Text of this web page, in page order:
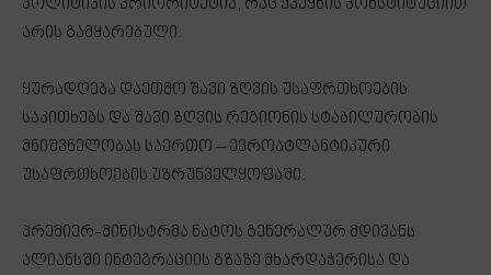
პოლიტიკის პრიორიტეტია, რაც ქვეყნის კონსტიტუციით
არის გამყარებული.
ყურადღება დაეთმო შავი ზღვის უსაფრთხოების
საკითხებს და შავი ზღვის რეგიონის სტაბილურობის
მნიშვნელობას საერთო – ევროატლანტიკური
უსაფრთხოების უზრუნველყოფაში.
პრემიერ-მინისტრმა ნატოს გენერალურ მდივანს
ალიანსში ინტეგრაციის გზაზე მხარდაჭერისა და